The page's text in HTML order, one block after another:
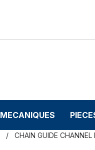
CHAIN GUIDE